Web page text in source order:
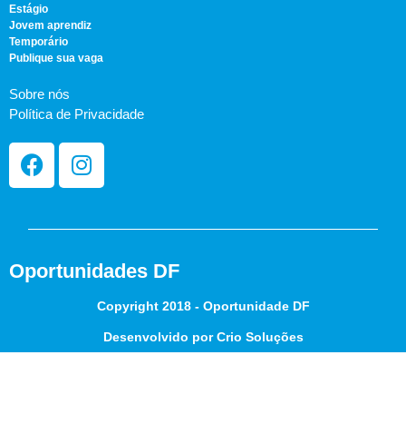
Estágio
Jovem aprendiz
Temporário
Publique sua vaga
Sobre nós
Política de Privacidade
Oportunidades DF
Copyright 2018 - Oportunidade DF
Desenvolvido por Crio Soluções